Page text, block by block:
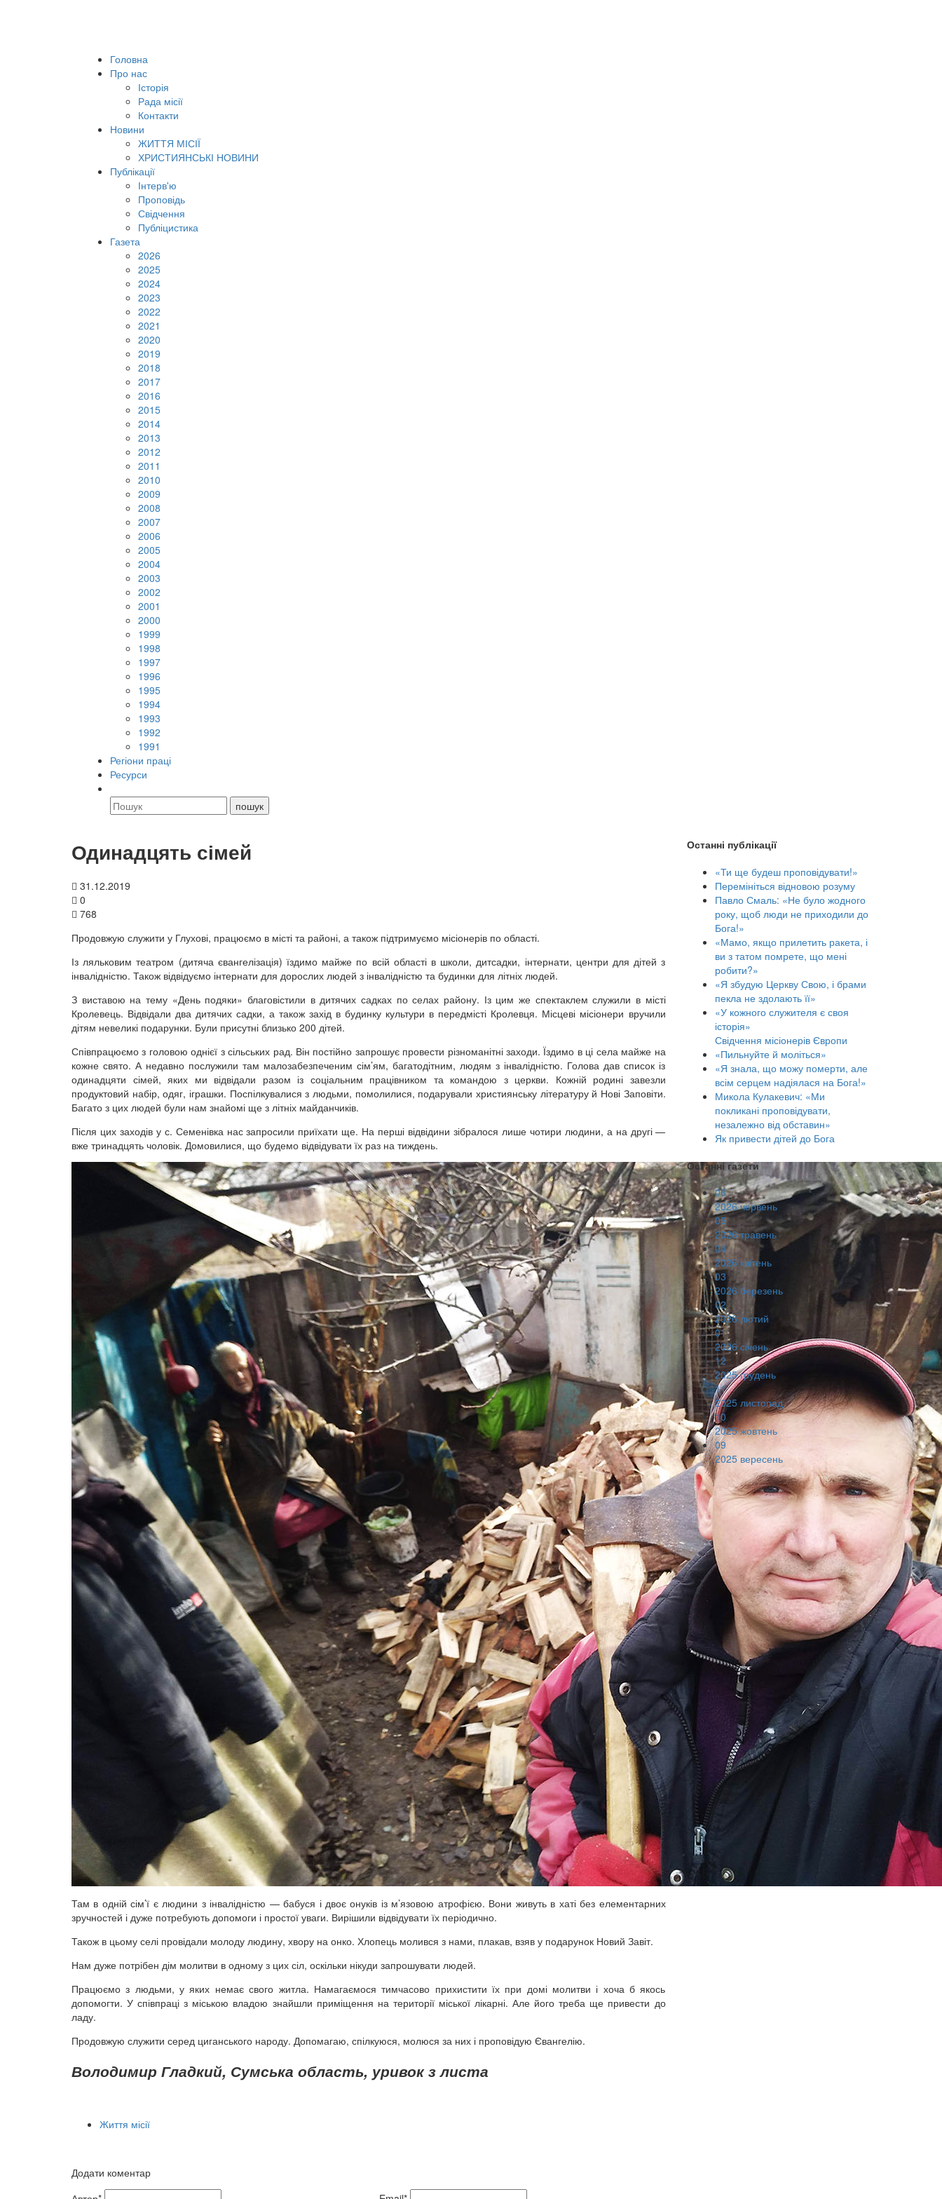
Головна
Про нас
Історія
Рада місії
Контакти
Новини
ЖИТТЯ МІСІЇ
ХРИСТИЯНСЬКІ НОВИНИ
Публікації
Інтерв'ю
Проповідь
Свідчення
Публіцистика
Газета
2026
2025
2024
2023
2022
2021
2020
2019
2018
2017
2016
2015
2014
2013
2012
2011
2010
2009
2008
2007
2006
2005
2004
2003
2002
2001
2000
1999
1998
1997
1996
1995
1994
1993
1992
1991
Регіони праці
Ресурси
Одинадцять сімей
31.12.2019
0
768
Продовжую служити у Глухові, працюємо в місті та районі, а також підтримуємо місіонерів по області.
Із ляльковим театром (дитяча євангелізація) їздимо майже по всій області в школи, дитсадки, інтернати, центри для дітей з
інвалідністю. Також відвідуємо інтернати для дорослих людей з інвалідністю та будинки для літніх людей.
З виставою на тему «День подяки» благовістили в дитячих садках по селах району. Із цим же спектаклем служили в місті
Кролевець. Відвідали два дитячих садки, а також захід в будинку культури в передмісті Кролевця. Місцеві місіонери вручили
дітям невеликі подарунки. Були присутні близько 200 дітей.
Співпрацюємо з головою однієї з сільських рад. Він постійно запрошує провести різноманітні заходи. Їздимо в ці села майже на
кожне свято. А недавно послужили там малозабезпеченим сім’ям, багатодітним, людям з інвалідністю. Голова дав список із
одинадцяти сімей, яких ми відвідали разом із соціальним працівником та командою з церкви. Кожній родині завезли
продуктовий набір, одяг, іграшки. Поспілкувалися з людьми, помолилися, подарували християнську літературу й Нові Заповіти.
Багато з цих людей були нам знайомі ще з літніх майданчиків.
Після цих заходів у с. Семенівка нас запросили приїхати ще. На перші відвідини зібралося лише чотири людини, а на другі —
вже тринадцять чоловік. Домовилися, що будемо відвідувати їх раз на тиждень.
Там в одній сім’ї є людини з інвалідністю — бабуся і двоє онуків із м’язовою атрофією. Вони живуть в хаті без елементарних
зручностей і дуже потребують допомоги і простої уваги. Вирішили відвідувати їх періодично.
Також в цьому селі провідали молоду людину, хвору на онко. Хлопець молився з нами, плакав, взяв у подарунок Новий Завіт.
Нам дуже потрібен дім молитви в одному з цих сіл, оскільки нікуди запрошувати людей.
Працюємо з людьми, у яких немає свого житла. Намагаємося тимчасово прихистити їх при домі молитви і хоча б якось
допомогти. У співпраці з міською владою знайшли приміщення на території міської лікарні. Але його треба ще привести до
ладу.
Продовжую служити серед циганського народу. Допомагаю, спілкуюся, молюся за них і проповідую Євангелію.
Володимир Гладкий, Сумська область, уривок з листа
Життя місії
Додати коментар
Останні публікації
«Ти ще будеш проповідувати!»
Перемініться відновою розуму
Павло Смаль: «Не було жодного
року, щоб люди не приходили до
Бога!»
«Мамо, якщо прилетить ракета, і
ви з татом помрете, що мені
робити?»
«Я збудую Церкву Свою, і брами
пекла не здолають її»
«У кожного служителя є своя
історія»
Свідчення місіонерів Європи
«Пильнуйте й моліться»
«Я знала, що можу померти, але
всім серцем надіялася на Бога!»
Микола Кулакевич: «Ми
покликані проповідувати,
незалежно від обставин»
Як привести дітей до Бога
Останні газети
06
2026 червень
05
2026 травень
04
2026 квітень
03
2026 березень
02
2026 лютий
01
2026 січень
12
2025 грудень
11
2025 листопад
10
2025 жовтень
09
2025 вересень